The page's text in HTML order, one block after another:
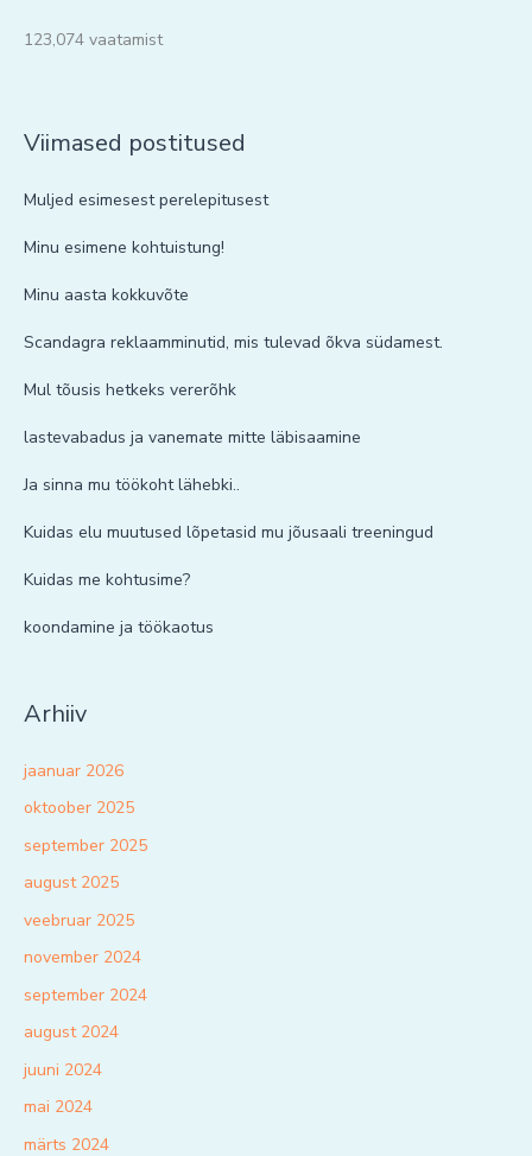
123,074 vaatamist
Viimased postitused
Muljed esimesest perelepitusest
Minu esimene kohtuistung!
Minu aasta kokkuvõte
Scandagra reklaamminutid, mis tulevad õkva südamest.
Mul tõusis hetkeks vererõhk
lastevabadus ja vanemate mitte läbisaamine
Ja sinna mu töökoht lähebki..
Kuidas elu muutused lõpetasid mu jõusaali treeningud
Kuidas me kohtusime?
koondamine ja töökaotus
Arhiiv
jaanuar 2026
oktoober 2025
september 2025
august 2025
veebruar 2025
november 2024
september 2024
august 2024
juuni 2024
mai 2024
märts 2024